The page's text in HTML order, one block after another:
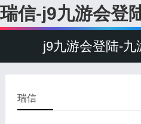
瑞信-j9九游会登
j9九游会登陆-九
瑞信